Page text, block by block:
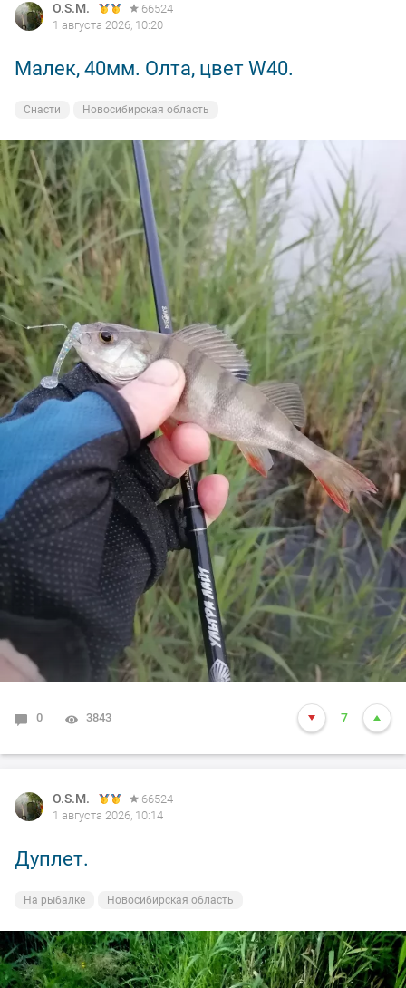
O.S.M.
66524
1 августа 2026, 10:20
Малек, 40мм. Олта, цвет W40.
Снасти Новосибирская область
0 3843 7
O.S.M.
66524
1 августа 2026, 10:14
Дуплет.
На рыбалке Новосибирская область